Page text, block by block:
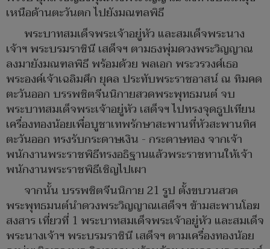
เหนือด้านตะวันตก ไปยังมณฑลพิธี
พระบาทสมเด็จพระเจ้าอยู่หัว และสมเด็จพระนาง
เจ้าฯ พระบรมราชินี เสด็จฯ ตามธงพุ่มดวงพระวิญญาณ
ลงมายังมณฑลพิธี พร้อมด้วย พลเอก พระวรวงศ์เธอ
พระองค์เจ้าเฉลิมศึก ยุคล ประทับพระราชอาสน์ ณ ทิมคด
ตะวันออก บรรพชิตจีนนิกายสวดพระพุทธมนต์ จบ
พระบาทสมเด็จพระเจ้าอยู่หัว เสด็จฯ ไปทรงจุดธูปเทียน
เครื่องทองน้อยเพื่อบูชาเทพรักษาสะพานที่หัวสะพานทิศ
ตะวันออก ทรงรับกระดาษเงิน - กระดาษทอง จากเจ้า
พนักงานพระราชพิธีทรงอธิฐานแล้วพระราชทานให้เจ้า
พนักงานพระราชพิธีเชิญไปเผา
จากนั้น บรรพชิตจีนนิกาย 21 รูป ตั้งขบวนสวด
พระพุทธมนต์นำดวงพระวิญญาณเสด็จฯ ข้ามสะพานโอฆ
สงสาร เที่ยวที่ 1 พระบาทสมเด็จพระเจ้าอยู่หัว และสมเด็จ
พระนางเจ้าฯ พระบรมราชินี เสด็จฯ ตามเครื่องทองน้อย